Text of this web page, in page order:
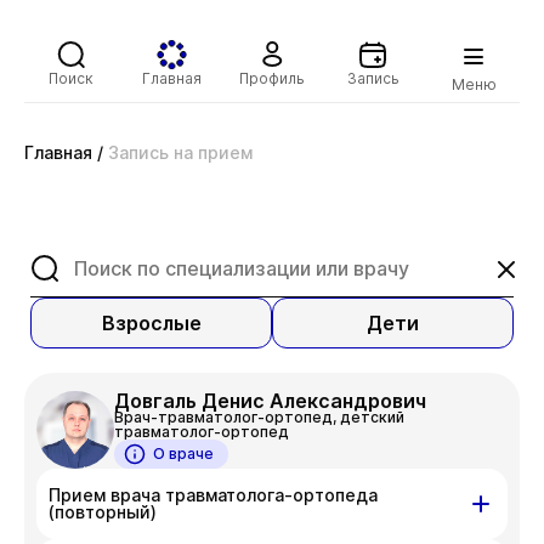
Поиск Главная Профиль Запись Меню
Главная / Запись на прием
Взрослые Дети
Довгаль Денис Александрович
Врач-травматолог-ортопед, детский
травматолог-ортопед
О враче
Прием врача травматолога-ортопеда
(повторный)